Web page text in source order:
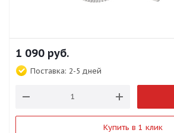
1 090 руб.
Поставка: 2-5 дней
Купить в 1 клик